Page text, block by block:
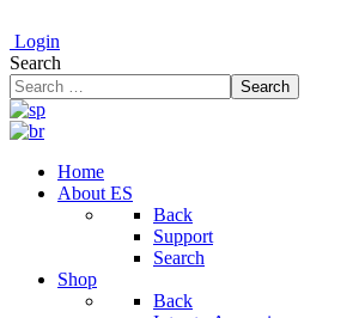
Login
Search
Search
Home
About ES
Back
Support
Search
Shop
Back